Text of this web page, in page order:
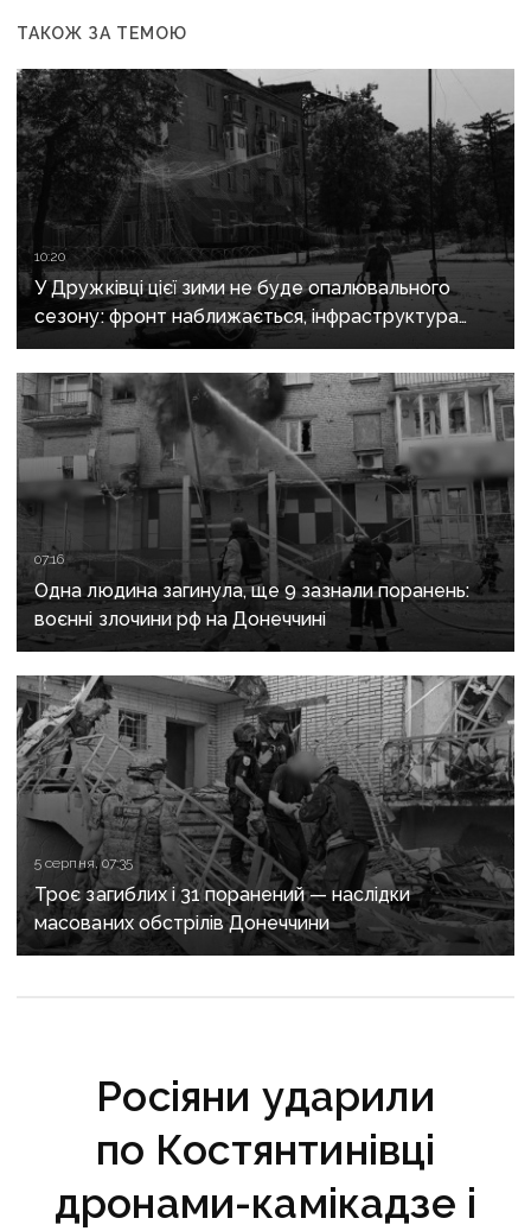
ТАКОЖ ЗА ТЕМОЮ
10:20
У Дружківці цієї зими не буде опалювального
сезону: фронт наближається, інфраструктура
критично зруйнована
07:16
Одна людина загинула, ще 9 зазнали поранень:
воєнні злочини рф на Донеччині
5 серпня, 07:35
Троє загиблих і 31 поранений — наслідки
масованих обстрілів Донеччини
Росіяни ударили
по Костянтинівці
дронами-камікадзе і